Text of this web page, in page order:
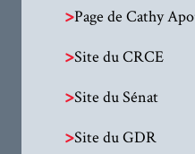
>Page de Cathy
>Site du CRCE
>Site du Sénat
>Site du GDR